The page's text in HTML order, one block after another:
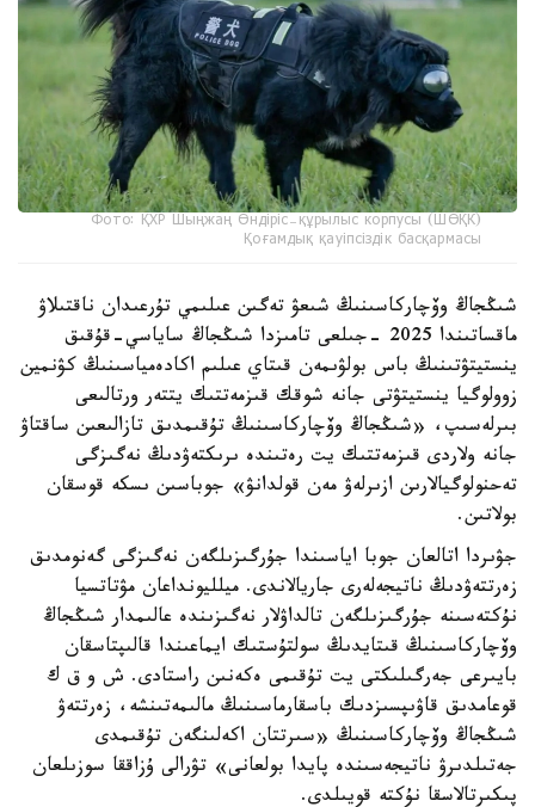
Фото: ҚХР Шыңжаң Өндіріс-құрылыс корпусы (ШӨҚК)
Қоғамдық қауіпсіздік басқармасы
شىڭجاڭ وۆچاركاسىنىڭ شىعۋ تەگىن عىلىمي تۇرعىدان ناقتىلاۋ
ماقساتىندا 2025 -جىلعى تامىزدا شىڭجاڭ ساياسي-قۇقىق
ينستيتۋتىنىڭ باس بولۋىمەن قىتاي عىلىم اكادەمياسىنىڭ كۋنمين
زوولوگيا ينستيتۋتى جانە شوقك قىزمەتتىك يتتەر ورتالىعى
بىرلەسىپ، «شىڭجاڭ وۆچاركاسىنىڭ تۇقىمدىق تازالىعىن ساقتاۋ
جانە ولاردى قىزمەتتىك يت رەتىندە ىرىكتەۋدىڭ نەگىزگى
تەحنولوگيالارىن ازىرلەۋ مەن قولدانۋ» جوباسىن ىسكە قوسقان
بولاتىن.
جۋىردا اتالعان جوبا اياسىندا جۇرگىزىلگەن نەگىزگى گەنومدىق
زەرتتەۋدىڭ ناتيجەلەرى جاريالاندى. ميلليونداعان مۋتاتسيا
نۇكتەسىنە جۇرگىزىلگەن تالداۋلار نەگىزىندە عالىمدار شىڭجاڭ
وۆچاركاسىنىڭ قىتايدىڭ سولتۇستىك ايماعىندا قالىپتاسقان
بايىرعى جەرگىلىكتى يت تۇقىمى ەكەنىن راستادى. ش و ق ك
قوعامدىق قاۋىپسىزدىك باسقارماسىنىڭ مالىمەتىنشە، زەرتتەۋ
شىڭجاڭ وۆچاركاسىنىڭ «سىرتتان اكەلىنگەن تۇقىمدى
جەتىلدىرۋ ناتيجەسىندە پايدا بولعانى» تۋرالى ۇزاققا سوزىلعان
پىكىرتالاسقا نۇكتە قويىلدى.